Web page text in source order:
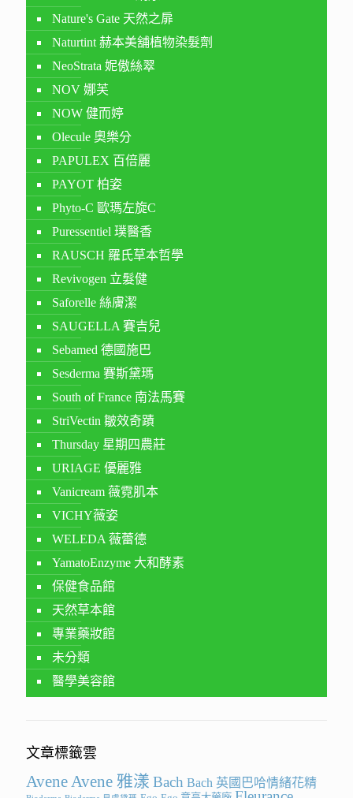
Nature's Gate 天然之扉
Naturtint 赫本美舖植物染髮劑
NeoStrata 妮傲絲翠
NOV 娜芙
NOW 健而婷
Olecule 奧樂分
PAPULEX 百倍麗
PAYOT 柏姿
Phyto-C 歐瑪左旋C
Puressentiel 璞醫香
RAUSCH 羅氏草本哲學
Revivogen 立髮健
Saforelle 絲膚潔
SAUGELLA 賽吉兒
Sebamed 德國施巴
Sesderma 賽斯黛瑪
South of France 南法馬賽
StriVectin 皺效奇蹟
Thursday 星期四農莊
URIAGE 優麗雅
Vanicream 薇霓肌本
VICHY薇姿
WELEDA 薇蕾德
YamatoEnzyme 大和酵素
保健食品館
天然草本館
專業藥妝館
未分類
醫學美容館
文章標籤雲
Avene Avene 雅漾 Bach Bach 英國巴哈情緒花精